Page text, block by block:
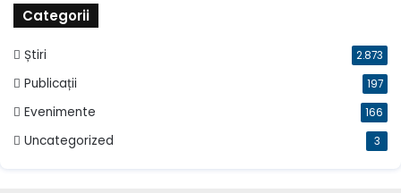
Categorii
Știri 2.873
Publicații 197
Evenimente 166
Uncategorized 3